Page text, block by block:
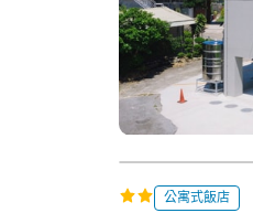
h
公寓式飯店